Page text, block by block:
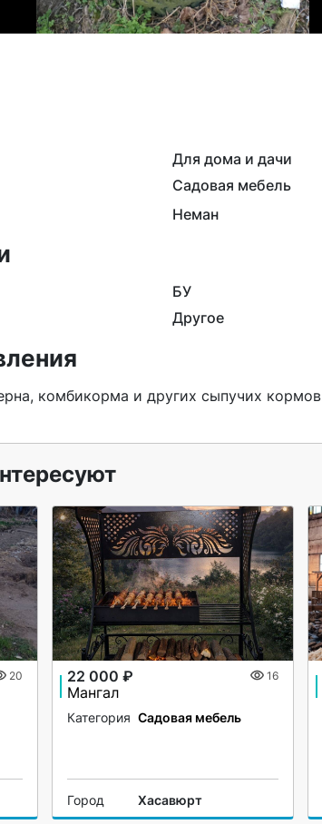
Для дома и дачи
Садовая мебель
Неман
БУ
Другое
20 22 000 ₽ 16
Мангал
Категория Садовая мебель
Город Хасавюрт